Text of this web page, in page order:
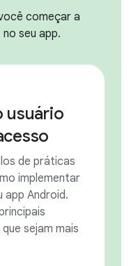
começar a
seu app.
usuário
de práticas
implementar
app Android.
sejam mais